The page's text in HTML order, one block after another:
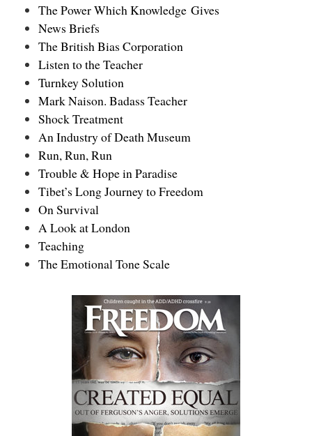
The Power Which Knowledge Gives
News Briefs
The British Bias Corporation
Listen to the Teacher
Turnkey Solution
Mark Naison. Badass Teacher
Shock Treatment
An Industry of Death Museum
Run, Run, Run
Trouble & Hope in Paradise
Tibet’s Long Journey to Freedom
On Survival
A Look at London
Teaching
The Emotional Tone Scale